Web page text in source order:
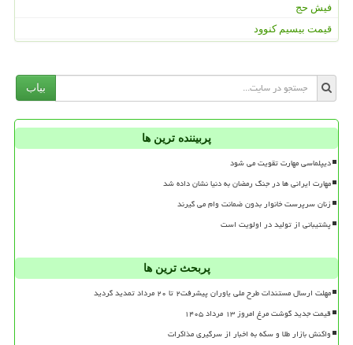
فیش حج
قیمت بیسیم کنوود
بیاب
پربیننده ترین ها
دیپلماسی مهارت تقویت می شود
مهارت ایرانی ها در جنگ رمضان به دنیا نشان داده شد
زنان سرپرست خانوار بدون ضمانت وام می گیرند
پشتیبانی از تولید در اولویت است
پربحث ترین ها
مهلت ارسال مستندات طرح ملی یاوران پیشرفت۲ تا ۲۰ مرداد تمدید گردید
قیمت جدید گوشت مرغ امروز ۱۳ مرداد ۱۴۰۵
واکنش بازار طلا و سکه به اخبار از سرگیری مذاکرات